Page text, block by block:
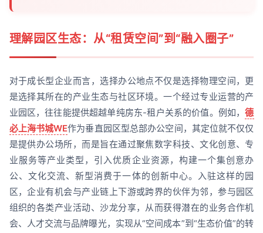
理解园区生态：从“租赁空间”到“融入圈子”
对于成长型企业而言，选择办公地点不仅是选择物理空间，更
是选择其所在的产业生态与社区环境。一个经过专业运营的产
业园区，往往能提供超越单纯房东-租户关系的价值。例如，德
必上海书城WE作为垂直园区型总部办公空间，其定位就不仅仅
是提供办公场所，而是旨在通过聚焦数字科技、文化创意、专
业服务等产业类型，引入优质企业资源，构建一个集创意办
公、文化交流、新型消费于一体的创新中心。入驻这样的园
区，企业有机会与产业链上下游或跨界的伙伴为邻，参与园区
组织的各类产业活动、沙龙分享，从而获得潜在的业务合作机
会、人才交流与品牌曝光，实现从“空间成本”到“生态价值”的转